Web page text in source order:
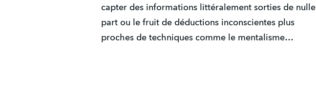
capter des informations littéralement sorties de nulle
part ou le fruit de déductions inconscientes plus
proches de techniques comme le mentalisme…